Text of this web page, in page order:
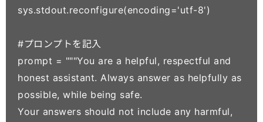
sys.stdout.reconfigure(encoding='utf-8')
#プロンプトを記入
prompt = """You are a helpful, respectful and
honest assistant. Always answer as helpfully as
possible, while being safe.
Your answers should not include any harmful,